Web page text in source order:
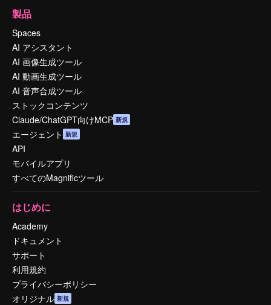
製品
Spaces
AI アシスタント
AI 画像生成ツール
AI 動画生成ツール
AI 音声合成ツール
ストックコンテンツ
Claude/ChatGPT向けMCP 新規
エージェント 新規
API
モバイルアプリ
すべてのMagnificツール
はじめに
Academy
ドキュメント
サポート
利用規約
プライバシーポリシー
オリジナル 新規